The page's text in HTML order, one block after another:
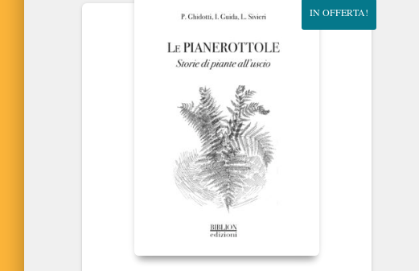
IN OFFERTA!